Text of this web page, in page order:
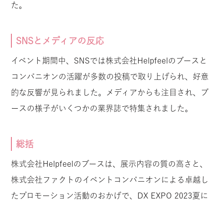
た。
SNSとメディアの反応
イベント期間中、SNSでは株式会社Helpfeelのブースと
コンパニオンの活躍が多数の投稿で取り上げられ、好意
的な反響が見られました。メディアからも注目され、ブ
ースの様子がいくつかの業界誌で特集されました。
総括
株式会社Helpfeelのブースは、展示内容の質の高さと、
株式会社ファクトのイベントコンパニオンによる卓越し
たプロモーション活動のおかげで、DX EXPO 2023夏に